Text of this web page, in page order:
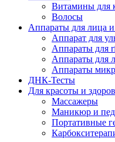
Витамины для
Волосы
Аппараты для лица и
Аппарат для
Аппараты для
Аппараты для
Аппараты
ДНК-Тесты
Для красоты и
Массажеры
Маникюр и
Портативные